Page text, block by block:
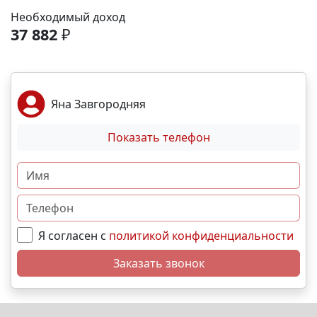
Море и пляж – 40 мин. 🏙️ Центр города – 20 мин. 🌁
Крымский мост – 2:30 мин. Выгодные условия
покупки: • Беспроцентная рассрочка от
Материнский капитал; • Дистанционная покупка. 📞
Свяжитесь с нами прямо сейчас и мы подберем
лучший вариант именно для Вас. N9629
Необходимый доход
37 882 ₽
Яна Завгородняя
Показать телефон
Я согласен с политикой конфиденциальности
Заказать звонок